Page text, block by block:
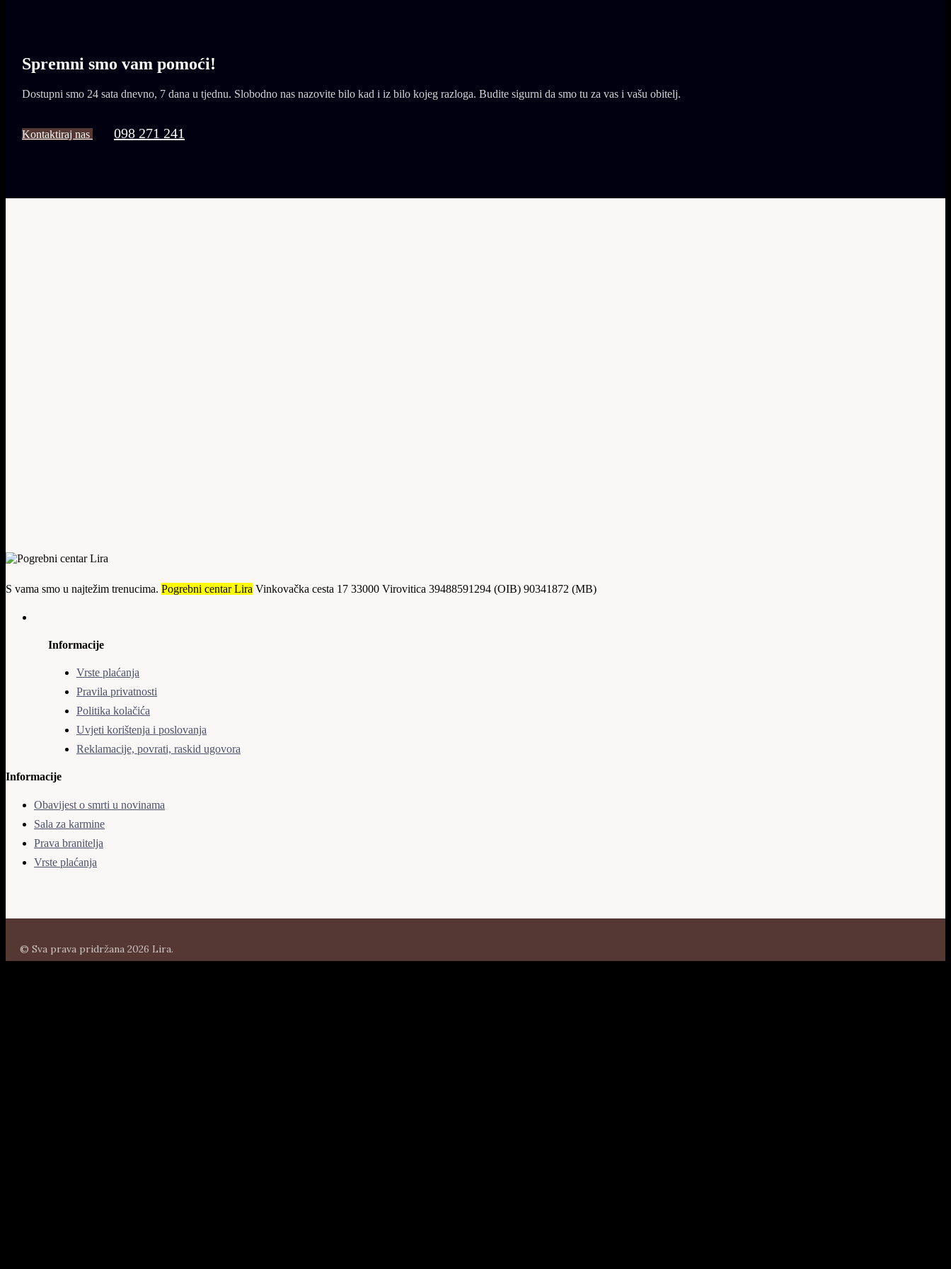
Spremni smo vam pomoći!
Dostupni smo 24 sata dnevno, 7 dana u tjednu. Slobodno nas nazovite bilo kad i iz bilo kojeg razloga. Budite sigurni da smo tu za vas i vašu obitelj.
Kontaktiraj nas 098 271 241
S vama smo u najtežim trenucima. Pogrebni centar Lira Vinkovačka cesta 17 33000 Virovitica 39488591294 (OIB) 90341872 (MB)
Informacije
Vrste plaćanja
Pravila privatnosti
Politika kolačića
Uvjeti korištenja i poslovanja
Reklamacije, povrati, raskid ugovora
Informacije
Obavijest o smrti u novinama
Sala za karmine
Prava branitelja
Vrste plaćanja
© Sva prava pridržana 2026 Lira.